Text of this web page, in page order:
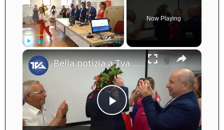
Now Playing
×
Play
Bella notizia a Tva. Laurea magistrale per Antonio Scarvaglieri in Ingegneria delle Telecomunicazion